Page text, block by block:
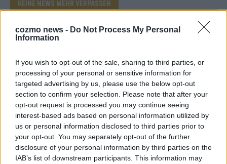
cozmo news - Do Not Process My Personal
Information
If you wish to opt-out of the sale, sharing to third parties, or
processing of your personal or sensitive information for
targeted advertising by us, please use the below opt-out
section to confirm your selection. Please note that after your
opt-out request is processed you may continue seeing
interest-based ads based on personal information utilized by
us or personal information disclosed to third parties prior to
your opt-out. You may separately opt-out of the further
disclosure of your personal information by third parties on the
IAB’s list of downstream participants. This information may
KEINE NEWS MEHR VERPASSEN
ANZEIGE